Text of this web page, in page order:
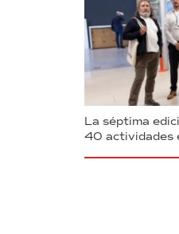
La séptima
40 actividades